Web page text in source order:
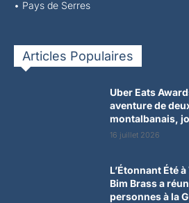
• Pays de Serres
Articles Populaires
Uber Eats
aventure de
montalbanais,
16 juillet 2026
L’Étonnant Été
Bim Brass a
personnes à la